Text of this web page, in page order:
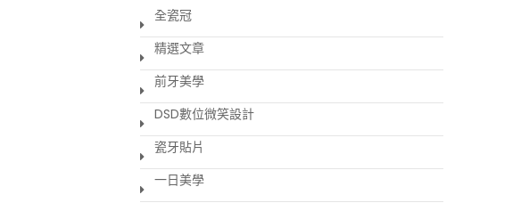
全瓷冠
精選文章
前牙美學
DSD數位微笑設計
瓷牙貼片
一日美學